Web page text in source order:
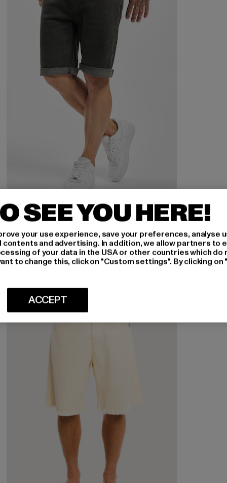
DENIM PROJECT
Mr. Orange
18,00 EUR
Prix courant: 18,00 EUR
39,99 EURPrix en promotion: 39,99 EUR
-10%
SEE YOU HERE!
your use experience, save your preferences, analyse
and advertising. In addition, we allow partners to
of your data in the USA or other countries which do
to change this, click on "Custom settings". By clicking
ACCEPT